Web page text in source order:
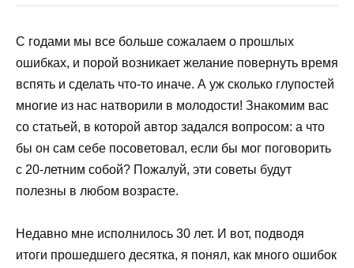
С годами мы все больше сожалаем о прошлых
ошибках, и порой возникает желание повернуть время
вспять и сделать что-то иначе. А уж сколько глупостей
многие из нас натворили в молодости! Знакомим вас
со статьей, в которой автор задался вопросом: а что
бы он сам себе посоветовал, если бы мог поговорить
с 20-летним собой? Пожалуй, эти советы будут
полезны в любом возрасте.
Недавно мне исполнилось 30 лет. И вот, подводя
итоги прошедшего десятка, я понял, как много ошибок